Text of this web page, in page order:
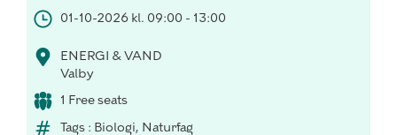
01-10-2026 kl. 09:00 - 13:00
ENERGI & VAND
Valby
1 Free seats
Tags : Biologi, Naturfag